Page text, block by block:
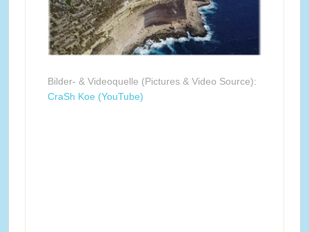
Bilder- & Videoquelle (Pictures & Video Source):
CraSh Koe (YouTube)